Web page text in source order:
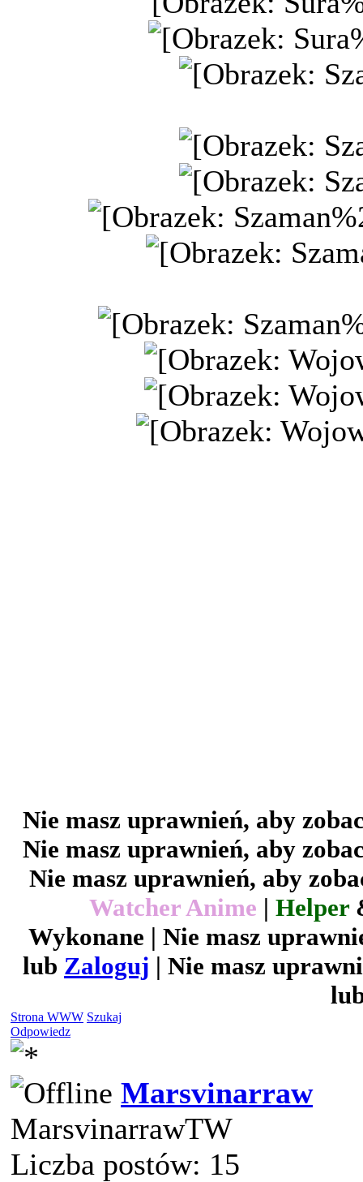
Nie masz uprawnień, aby
Nie masz uprawnień, aby
Nie masz uprawnień, aby
Watcher Anime | Helper
Wykonane | Nie masz
lub Zaloguj | Nie masz
Strona WWW Szukaj
Odpowiedz
Marsvinarraw
MarsvinarrawTW
Liczba postów: 15